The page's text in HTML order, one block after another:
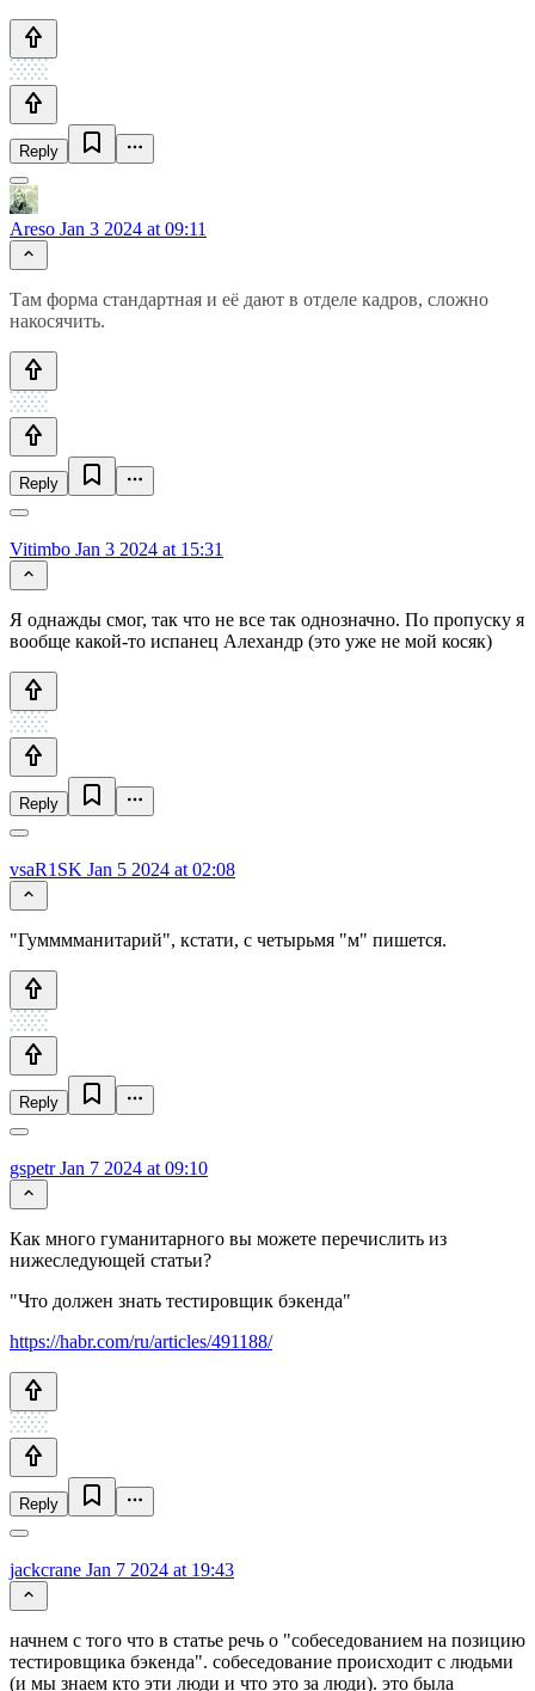
Reply
Areso Jan 3 2024 at 09:11
Там форма стандартная и её дают в отделе кадров, сложно
накосячить.
Reply
Vitimbo Jan 3 2024 at 15:31
Я однажды смог, так что не все так однозначно. По пропуску я
вообще какой-то испанец Алехандр (это уже не мой косяк)
Reply
vsaR1SK Jan 5 2024 at 02:08
"Гумммманитарий", кстати, с четырьмя "м" пишется.
Reply
gspetrJan 7 2024 at 09:10
Как много гуманитарного вы можете перечислить из
нижеследующей статьи?
"Что должен знать тестировщик бэкенда"
https://habr.com/ru/articles/491188/
Reply
jackcrane Jan 7 2024 at 19:43
начнем с того что в статье речь о "собеседованием на позицию
тестировщика бэкенда". собеседование происходит с людьми
(и мы знаем кто эти люди и что это за люди). это была